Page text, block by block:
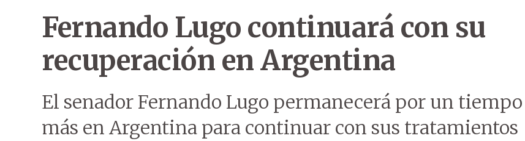
Fernando Lugo continuará con su
recuperación en Argentina
El senador Fernando Lugo permanecerá por un tiempo
más en Argentina para continuar con sus tratamientos